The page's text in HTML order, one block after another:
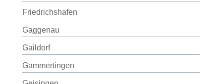
Friedrichshafen
Gaggenau
Gaildorf
Gammertingen